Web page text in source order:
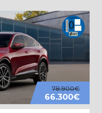
78.900€
66.300€